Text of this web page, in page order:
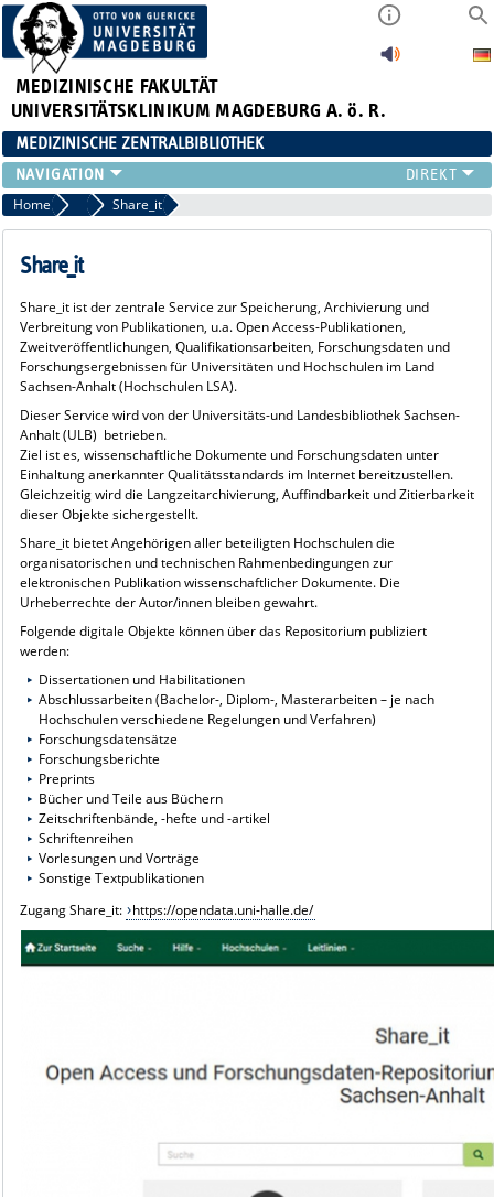
MEDIZINISCHE FAKULTÄT
UNIVERSITÄTSKLINIKUM MAGDEBURG A. ö. R.
MEDIZINISCHE ZENTRALBIBLIOTHEK
LITERATURSUCHE
SERVICE
INFORMATIONSKOMPETENZ
PUBLIZIEREN
NEU HIER?
SUCHE A-Z
Home Dissertationen
Share_it
Share_it
Share_it ist der zentrale Service zur Speicherung, Archivierung und
Verbreitung von Publikationen, u.a. Open Access-Publikationen,
Zweitveröffentlichungen, Qualifikationsarbeiten, Forschungsdaten und
Forschungsergebnissen für Universitäten und Hochschulen im Land
Sachsen-Anhalt (Hochschulen LSA).
Dieser Service wird von der Universitäts-und Landesbibliothek Sachsen-
Anhalt (ULB) betrieben.
Ziel ist es, wissenschaftliche Dokumente und Forschungsdaten unter
Einhaltung anerkannter Qualitätsstandards im Internet bereitzustellen.
Gleichzeitig wird die Langzeitarchivierung, Auffindbarkeit und Zitierbarkeit
dieser Objekte sichergestellt.
Share_it bietet Angehörigen aller beteiligten Hochschulen die
organisatorischen und technischen Rahmenbedingungen zur
elektronischen Publikation wissenschaftlicher Dokumente. Die
Urheberrechte der Autor/innen bleiben gewahrt.
Folgende digitale Objekte können über das Repositorium publiziert
werden:
Dissertationen und Habilitationen
Abschlussarbeiten (Bachelor-, Diplom-, Masterarbeiten – je nach
Hochschulen verschiedene Regelungen und Verfahren)
Forschungsdatensätze
Forschungsberichte
Preprints
Bücher und Teile aus Büchern
Zeitschriftenbände, -hefte und -artikel
Schriftenreihen
Vorlesungen und Vorträge
Sonstige Textpublikationen
Zugang Share_it: https://opendata.uni-halle.de/